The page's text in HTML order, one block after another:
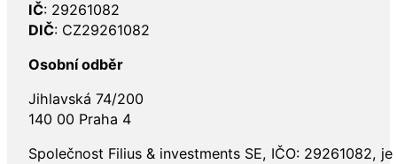
IČ: 29261082
DIČ: CZ29261082
Osobní odběr
Jihlavská 74/200
140 00 Praha 4
Společnost Filius & investments SE, IČO: 29261082,